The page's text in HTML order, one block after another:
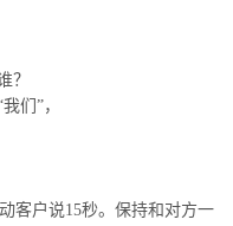
？
们”，
客户说15秒。保持和对方一